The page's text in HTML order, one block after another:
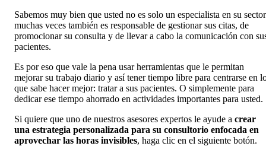
Sabemos muy bien que usted no es solo un especialista en su
muchas veces también es responsable de gestionar sus citas, de
promocionar su consulta y de llevar a cabo la comunicación con
pacientes.
Es por eso que vale la pena usar herramientas que le permitan
mejorar su trabajo diario y así tener tiempo libre para centrarse en
que sabe hacer mejor: tratar a sus pacientes. O simplemente para
dedicar ese tiempo ahorrado en actividades importantes para usted.
Si quiere que uno de nuestros asesores expertos le ayude a crear
una estrategia personalizada para su consultorio enfocada en
aprovechar las horas invisibles, haga clic en el siguiente botón.